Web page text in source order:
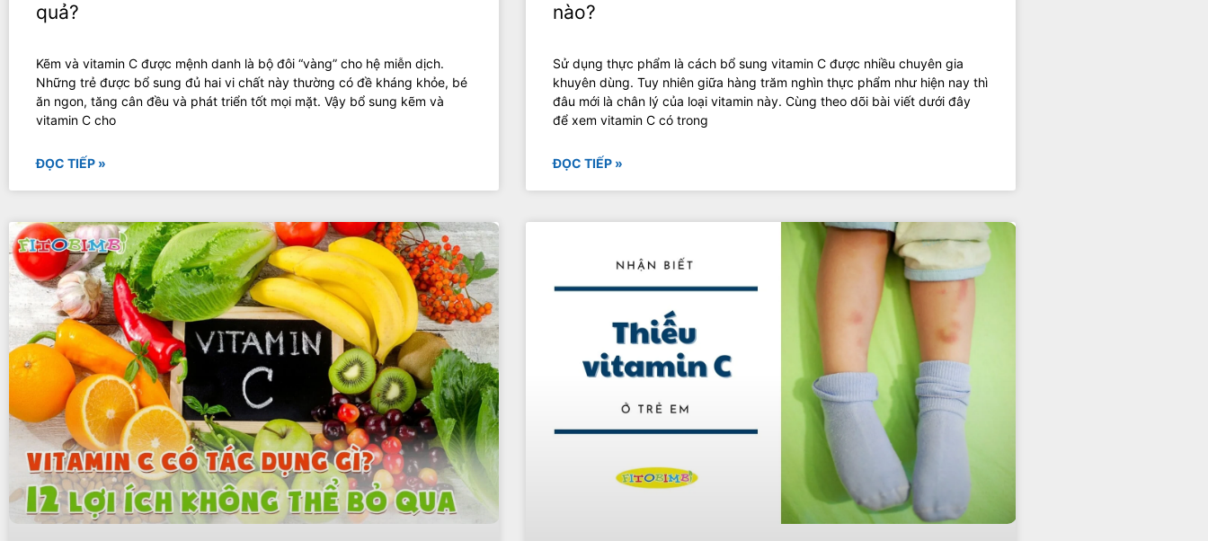
quả?
Kẽm và vitamin C được mệnh danh là bộ đôi “vàng” cho hệ miễn dịch.
Những trẻ được bổ sung đủ hai vi chất này thường có đề kháng khỏe, bé
ăn ngon, tăng cân đều và phát triển tốt mọi mặt. Vậy bổ sung kẽm và
vitamin C cho
ĐỌC TIẾP »
nào?
Sử dụng thực phẩm là cách bổ sung vitamin C được nhiều chuyên gia
khuyên dùng. Tuy nhiên giữa hàng trăm nghìn thực phẩm như hiện nay thì
đâu mới là chân lý của loại vitamin này. Cùng theo dõi bài viết dưới đây
để xem vitamin C có trong
ĐỌC TIẾP »